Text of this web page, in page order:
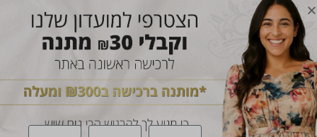
הוספי לרשימת מעקב
מידע נוסף
חוות דעת (0)
מדיניות משלוחים
החלפות והחזרות
מק"ט:אין מידע